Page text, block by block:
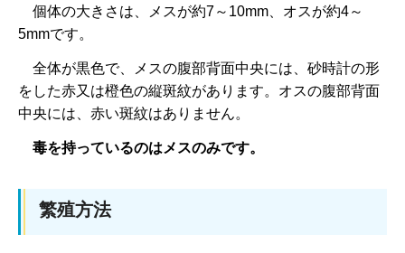
個体の大きさは、
メスが約7～10mm、オスが約4～
5mmです。
全体が黒色で、
メスの腹部背面中央には、砂時計の形
をした赤又は橙色の縦斑紋があります。オスの腹部背面
中央には、赤い斑紋はありません。
毒を持っているのはメスのみです。
繁殖方法